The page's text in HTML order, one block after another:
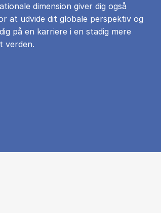
dimension giver dig også
at udvide dit globale perspektiv og
på en karriere i en stadig mere
verden.